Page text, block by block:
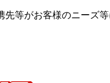
先等がお客様のニーズ